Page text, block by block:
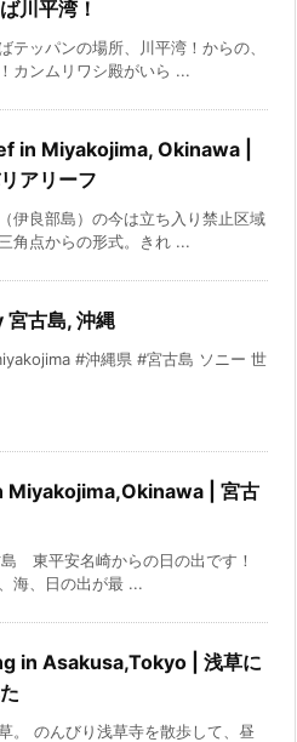
川平湾！
テッパンの場所、川平湾！からの、
カンムリワシ殿がいら ...
in Miyakojima, Okinawa |
アリーフ
伊良部島）の今は立ち入り禁止区域
角点からの形式。きれ ...
古島, 沖縄
#沖縄県 #宮古島 ソニー 世
Miyakojima,Okinawa | 宮古
東平安名崎からの日の出です！
海、日の出が最 ...
in Asakusa,Tokyo | 浅草に
。 のんびり浅草寺を散歩して、昼